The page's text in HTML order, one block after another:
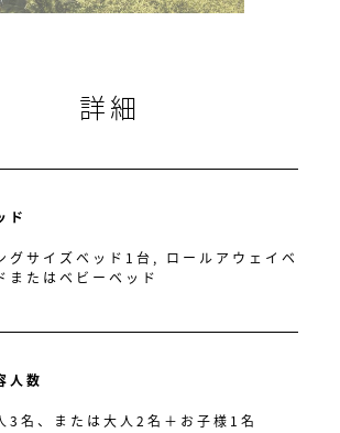
詳細
ド
グサイズベッド1台, ロールアウェイベ
またはベビーベッド
人数
3名、または大人2名＋お子様1名